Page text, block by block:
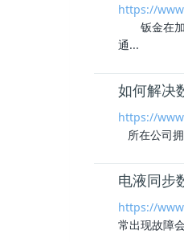
https://
钣金在加
通...
如何解决
https://
所在公司
电液同步
https://
常出现故障